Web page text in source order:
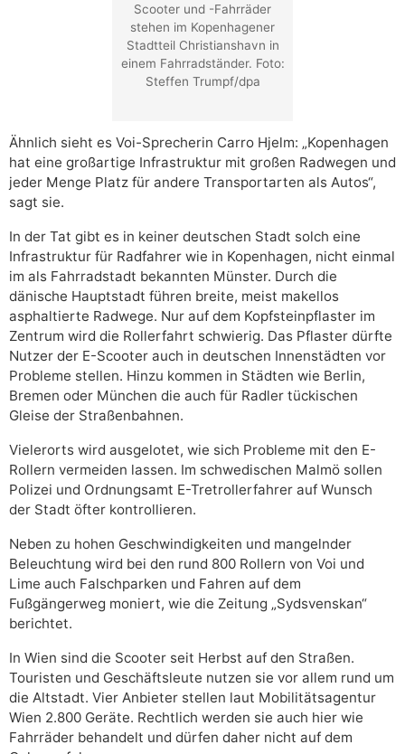
Scooter und -Fahrräder
stehen im Kopenhagener
Stadtteil Christianshavn in
einem Fahrradständer. Foto:
Steffen Trumpf/dpa
Ähnlich sieht es Voi-Sprecherin Carro Hjelm: „Kopenhagen
hat eine großartige Infrastruktur mit großen Radwegen und
jeder Menge Platz für andere Transportarten als Autos“,
sagt sie.
In der Tat gibt es in keiner deutschen Stadt solch eine
Infrastruktur für Radfahrer wie in Kopenhagen, nicht einmal
im als Fahrradstadt bekannten Münster. Durch die
dänische Hauptstadt führen breite, meist makellos
asphaltierte Radwege. Nur auf dem Kopfsteinpflaster im
Zentrum wird die Rollerfahrt schwierig. Das Pflaster dürfte
Nutzer der E-Scooter auch in deutschen Innenstädten vor
Probleme stellen. Hinzu kommen in Städten wie Berlin,
Bremen oder München die auch für Radler tückischen
Gleise der Straßenbahnen.
Vielerorts wird ausgelotet, wie sich Probleme mit den E-
Rollern vermeiden lassen. Im schwedischen Malmö sollen
Polizei und Ordnungsamt E-Tretrollerfahrer auf Wunsch
der Stadt öfter kontrollieren.
Neben zu hohen Geschwindigkeiten und mangelnder
Beleuchtung wird bei den rund 800 Rollern von Voi und
Lime auch Falschparken und Fahren auf dem
Fußgängerweg moniert, wie die Zeitung „Sydsvenskan“
berichtet.
In Wien sind die Scooter seit Herbst auf den Straßen.
Touristen und Geschäftsleute nutzen sie vor allem rund um
die Altstadt. Vier Anbieter stellen laut Mobilitätsagentur
Wien 2.800 Geräte. Rechtlich werden sie auch hier wie
Fahrräder behandelt und dürfen daher nicht auf dem